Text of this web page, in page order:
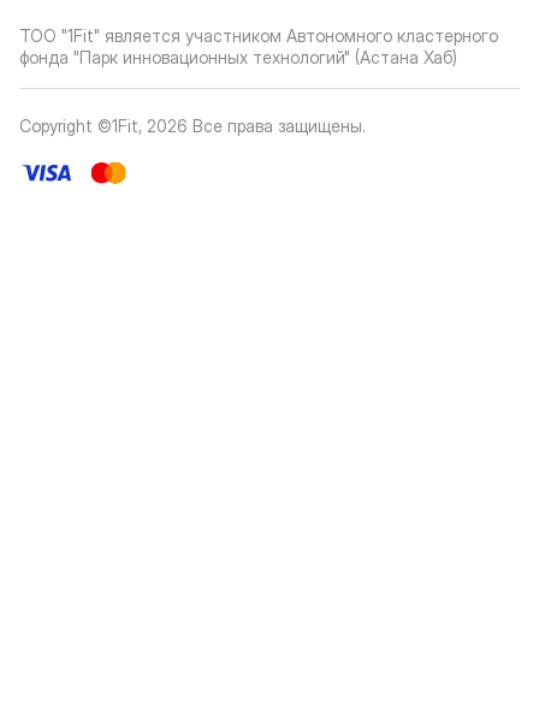
ТОО "1Fit" является участником Автономного кластерного
фонда "Парк инновационных технологий" (Астана Хаб)
Copyright ©1Fit, 2026 Все права защищены.